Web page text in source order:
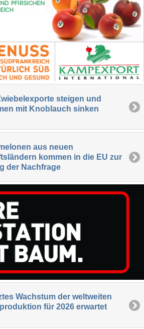
steigen und
mit Knoblauch sinken
aus neuen
kommen in die EU zur
der Nachfrage
Wachstum der weltweiten
für 2026 erwartet